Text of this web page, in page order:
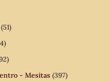
(51)
- Mesitas (397)